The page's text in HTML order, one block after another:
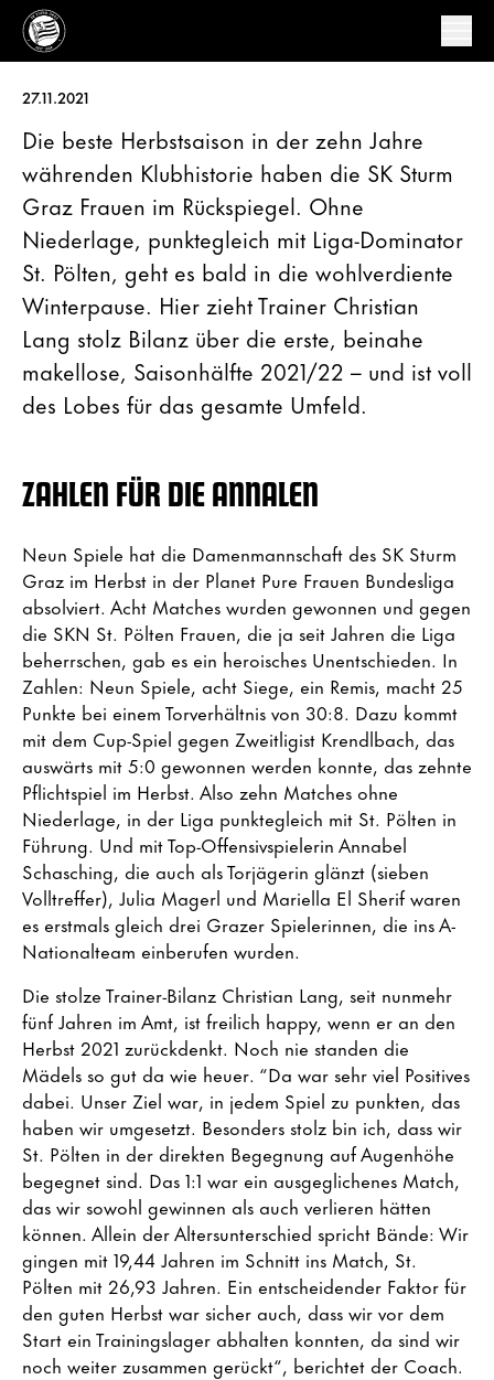
27.11.2021
Die beste Herbstsaison in der zehn Jahre
währenden Klubhistorie haben die SK Sturm
Graz Frauen im Rückspiegel. Ohne
Niederlage, punktegleich mit Liga-Dominator
St. Pölten, geht es bald in die wohlverdiente
Winterpause. Hier zieht Trainer Christian
Lang stolz Bilanz über die erste, beinahe
makellose, Saisonhälfte 2021/22 – und ist voll
des Lobes für das gesamte Umfeld.
ZAHLEN FÜR DIE ANNALEN
Neun Spiele hat die Damenmannschaft des SK Sturm
Graz im Herbst in der Planet Pure Frauen Bundesliga
absolviert. Acht Matches wurden gewonnen und gegen
die SKN St. Pölten Frauen, die ja seit Jahren die Liga
beherrschen, gab es ein heroisches Unentschieden. In
Zahlen: Neun Spiele, acht Siege, ein Remis, macht 25
Punkte bei einem Torverhältnis von 30:8. Dazu kommt
mit dem Cup-Spiel gegen Zweitligist Krendlbach, das
auswärts mit 5:0 gewonnen werden konnte, das zehnte
Pflichtspiel im Herbst. Also zehn Matches ohne
Niederlage, in der Liga punktegleich mit St. Pölten in
Führung. Und mit Top-Offensivspielerin Annabel
Schasching, die auch als Torjägerin glänzt (sieben
Volltreffer), Julia Magerl und Mariella El Sherif waren
es erstmals gleich drei Grazer Spielerinnen, die ins A-
Nationalteam einberufen wurden.
Die stolze Trainer-Bilanz Christian Lang, seit nunmehr
fünf Jahren im Amt, ist freilich happy, wenn er an den
Herbst 2021 zurückdenkt. Noch nie standen die
Mädels so gut da wie heuer. “Da war sehr viel Positives
dabei. Unser Ziel war, in jedem Spiel zu punkten, das
haben wir umgesetzt. Besonders stolz bin ich, dass wir
St. Pölten in der direkten Begegnung auf Augenhöhe
begegnet sind. Das 1:1 war ein ausgeglichenes Match,
das wir sowohl gewinnen als auch verlieren hätten
können. Allein der Altersunterschied spricht Bände: Wir
gingen mit 19,44 Jahren im Schnitt ins Match, St.
Pölten mit 26,93 Jahren. Ein entscheidender Faktor für
den guten Herbst war sicher auch, dass wir vor dem
Start ein Trainingslager abhalten konnten, da sind wir
noch weiter zusammen gerückt“, berichtet der Coach.